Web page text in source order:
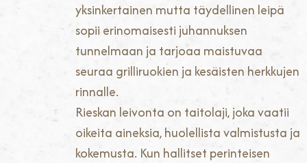
yksinkertainen mutta täydellinen leipä
sopii erinomaisesti juhannuksen
tunnelmaan ja tarjoaa maistuvaa
seuraa grilliruokien ja kesäisten herkkujen
rinnalle.
Rieskan leivonta on taitolaji, joka vaatii
oikeita aineksia, huolellista valmistusta ja
kokemusta. Kun hallitset perinteisen